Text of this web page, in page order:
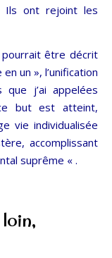
Ils ont rejoint les
pourrait être décrit
un », l’unification
j’ai appelées
but est atteint,
vie individualisée
accomplissant
suprême « .